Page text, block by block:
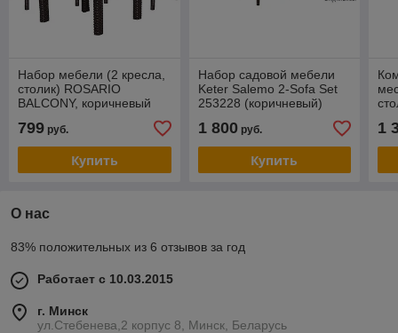
Набор мебели (2 кресла,
столик) ROSARIO
BALCONY, коричневый
799 руб.
Купить
Набор садовой мебели
Keter Salemo 2-Sofa Set
253228 (коричневый)
1 800руб.
Купить
1
О нас
83% положительных из 6 отзывов за год
Работает с 10.03.2015
г. Минск
ул.Стебенева,2 корпус 8, Минск, Беларусь